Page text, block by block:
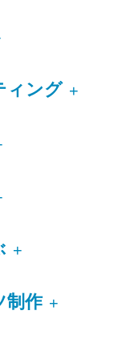
ィング +
+
制作 +